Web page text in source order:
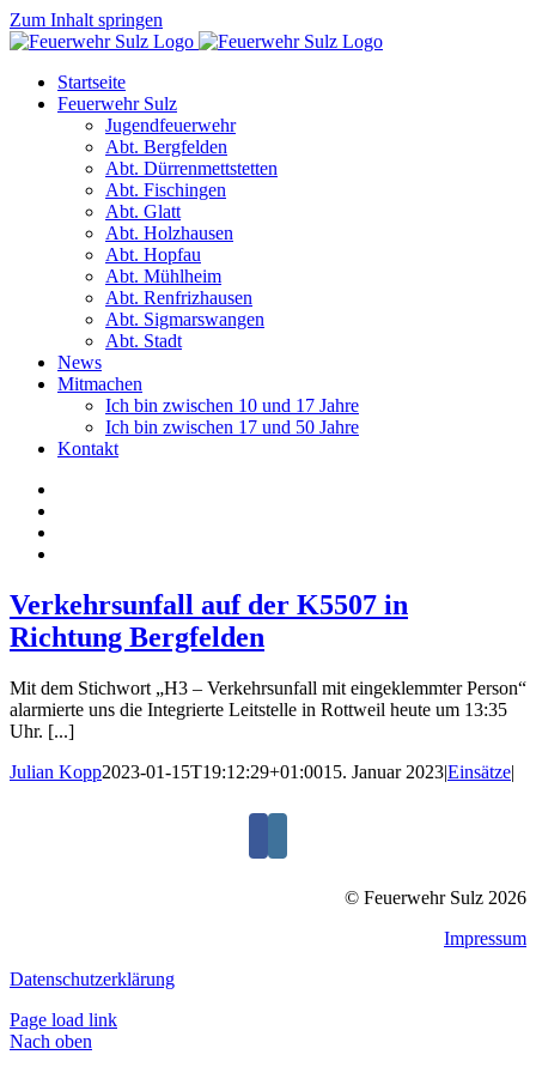
Zum Inhalt springen
Startseite
Feuerwehr Sulz
Jugendfeuerwehr
Abt. Bergfelden
Abt. Dürrenmettstetten
Abt. Fischingen
Abt. Glatt
Abt. Holzhausen
Abt. Hopfau
Abt. Mühlheim
Abt. Renfrizhausen
Abt. Sigmarswangen
Abt. Stadt
News
Mitmachen
Ich bin zwischen 10 und 17 Jahre
Ich bin zwischen 17 und 50 Jahre
Kontakt
Verkehrsunfall auf der K5507 in
Richtung Bergfelden
Mit dem Stichwort „H3 – Verkehrsunfall mit eingeklemmter Person“
alarmierte uns die Integrierte Leitstelle in Rottweil heute um 13:35
Uhr. [...]
Julian Kopp2023-01-15T19:12:29+01:0015. Januar 2023|Einsätze|
© Feuerwehr Sulz 2026
Impressum
Datenschutzerklärung
Page load link
Nach oben